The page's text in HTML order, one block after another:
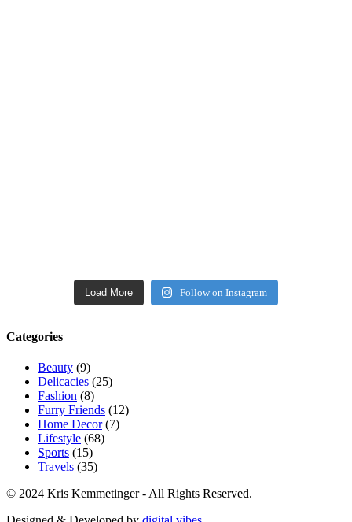
Load More Follow on Instagram
Categories
Beauty (9)
Delicacies (25)
Fashion (8)
Furry Friends (12)
Home Decor(7)
Lifestyle (68)
Sports (15)
Travels (35)
© 2024 Kris Kemmetinger - All Rights Reserved.